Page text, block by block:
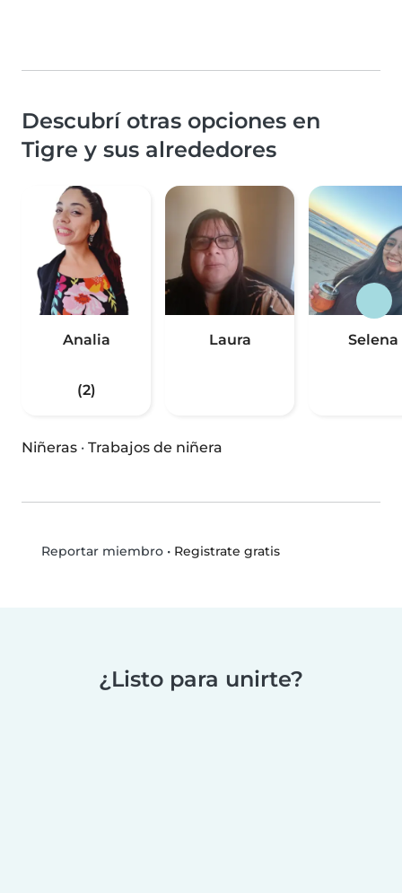
Descubrí otras opciones en
Tigre y sus alrededores
Analia
(2)
Laura Selena
Niñeras · Trabajos de niñera
Reportar miembro• Registrate gratis
¿Listo para unirte?